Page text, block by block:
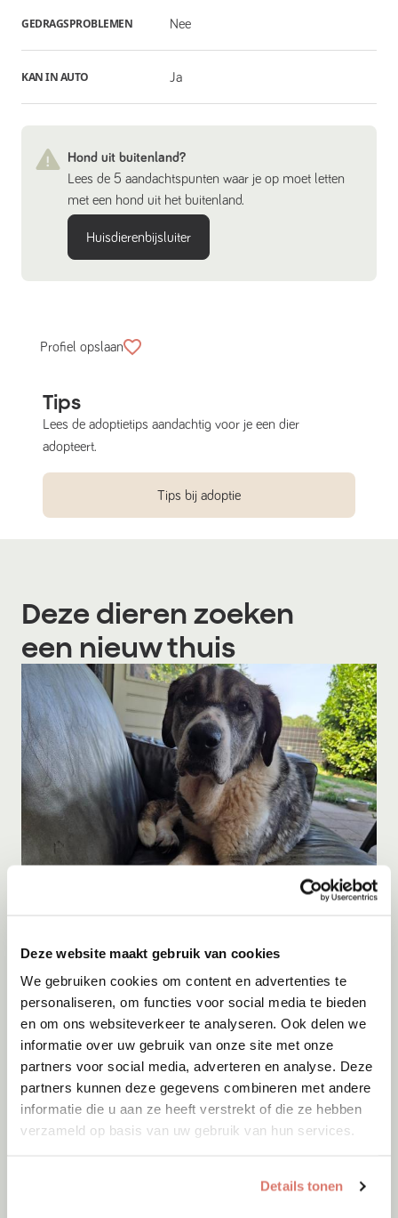
Deze website maakt gebruik van cookies
We gebruiken cookies om content en advertenties te
personaliseren, om functies voor social media te bieden
en om ons websiteverkeer te analyseren. Ook delen we
informatie over uw gebruik van onze site met onze
partners voor social media, adverteren en analyse. Deze
partners kunnen deze gegevens combineren met andere
informatie die u aan ze heeft verstrekt of die ze hebben
verzameld op basis van uw gebruik van hun services.
Details tonen
GEDRAGSPROBLEMEN Nee
KAN IN AUTO Ja
Hond uit buitenland?
Lees de 5 aandachtspunten waar je op moet letten
met een hond uit het buitenland.
Huisdierenbijsluiter
Profiel opslaan
Tips
Lees de adoptietips aandachtig voor je een dier
adopteert.
Tips bij adoptie
Deze dieren zoeken
een nieuw thuis
Blue